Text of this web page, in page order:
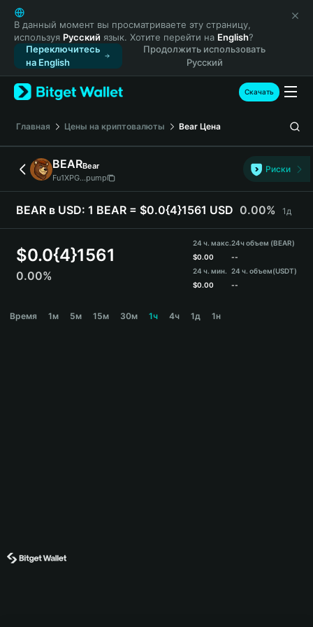
English
日本語
Tiếng Việt
Русский
Español (Latinoamérica)
Türkçe
Français
Deutsch
简体中文
繁體中文
Português (Portugal)
Bahasa Indonesia
ภาษาไทย
Español
Español (Argentina)
В данный момент вы просматриваете эту страницу,
используя Русский язык. Хотите перейти на English?
Переключитесь
на English
Продолжить использовать
Русский
Скачать
Главная Цены на криптовалюты Bear Цена
BEARBear
Fu1XPG...pump
Риски
BEAR в USD: 1 BEAR = $0.0{4}1561 USD 0.00% 1д
$0.0{4}1561
0.00%
24 ч. макс.
$0.00
24 ч. мин.
$0.00
24ч объем (BEAR)
--
24 ч. объем(USDT)
--
Время 1м 5м 15м 30м 1ч 4ч 1д 1н